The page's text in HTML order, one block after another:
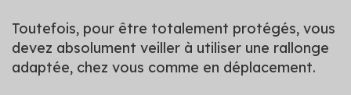
Toutefois, pour être totalement protégés, vous
devez absolument veiller à utiliser une rallonge
adaptée, chez vous comme en déplacement.